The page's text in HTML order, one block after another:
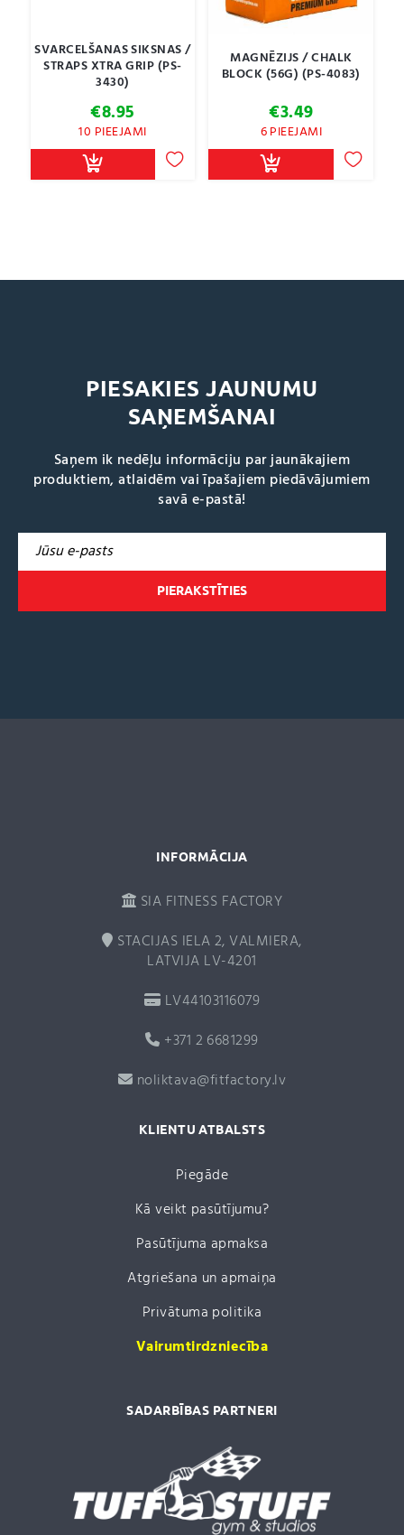
SVARCELŠANAS SIKSNAS /
STRAPS XTRA GRIP (PS-
3430)
€8.95
10 PIEEJAMI
MAGNĒZIJS / CHALK
BLOCK (56G) (PS-4083)
€3.49
6 PIEEJAMI
PIESAKIES JAUNUMU
SAŅEMŠANAI
Saņem ik nedēļu informāciju par jaunākajiem
produktiem, atlaidēm vai īpašajiem piedāvājumiem
savā e-pastā!
t
INFORMĀCIJA
SIA FITNESS FACTORY
STACIJAS IELA 2, VALMIERA,
LATVIJA LV-4201
LV44103116079
+371 2 6681299
noliktava@fitfactory.lv
KLIENTU ATBALSTS
Piegāde
Kā veikt pasūtījumu?
Pasūtījuma apmaksa
Atgriešana un apmaiņa
Privātuma politika
Vairumtirdzniecība
SADARBĪBAS PARTNERI